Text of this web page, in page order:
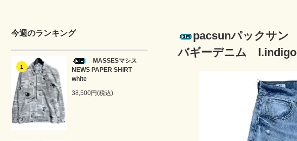
今週のランキング
1
MASSESマシス
NEWS PAPER SHIRT
white
38,500円(税込)
pacsunパックサン
バギーデニム l.indigo